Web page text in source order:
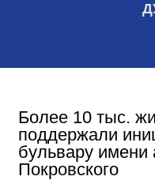
Более 10 тыс.
поддержали
бульвару имени
Покровского